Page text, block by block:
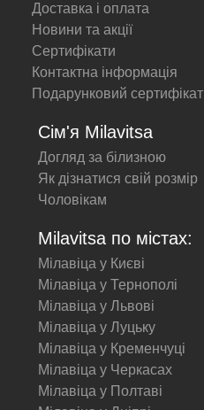
Доставка і оплата
Новини та акції
Сертифікати
Контактна інформація
Подарунковий сертифікат
Сім'я Milavitsa
Догляд за білизною
Як дізнатися свій розмір
Чоловікам
Milavitsa по містах:
Мілавіца у Києві
Мілавіца у Тернополі
Мілавіца у Львові
Мілавіца у Луцьку
Мілавіца у Кременчуці
Мілавіца у Черкасах
Мілавіца у Полтаві